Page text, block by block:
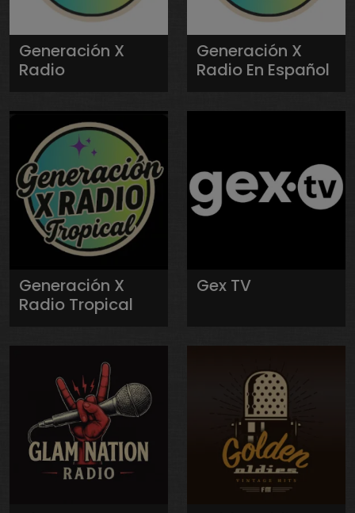
Generación X
Radio
Generación X
Radio En Español
Generación X
Radio Tropical
Gex TV